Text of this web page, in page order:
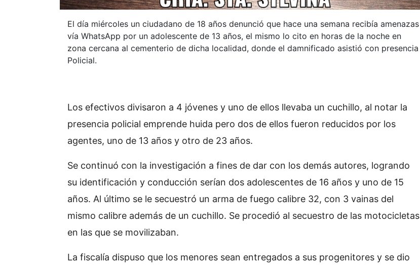
El día miércoles un ciudadano de 18 años denunció que hace una semana recibía amenazas
vía WhatsApp por un adolescente de 13 años, el mismo lo cito en horas de la noche en
zona cercana al cementerio de dicha localidad, donde el damnificado asistió con presencia
Policial.
Los efectivos divisaron a 4 jóvenes y uno de ellos llevaba un cuchillo, al notar la
presencia policial emprende huida pero dos de ellos fueron reducidos por los
agentes, uno de 13 años y otro de 23 años.
Se continuó con la investigación a fines de dar con los demás autores, logrando
su identificación y conducción serían dos adolescentes de 16 años y uno de 15
años. Al último se le secuestró un arma de fuego calibre 32, con 3 vainas del
mismo calibre además de un cuchillo. Se procedió al secuestro de las motocicletas
en las que se movilizaban.
La fiscalía dispuso que los menores sean entregados a sus progenitores y se dio